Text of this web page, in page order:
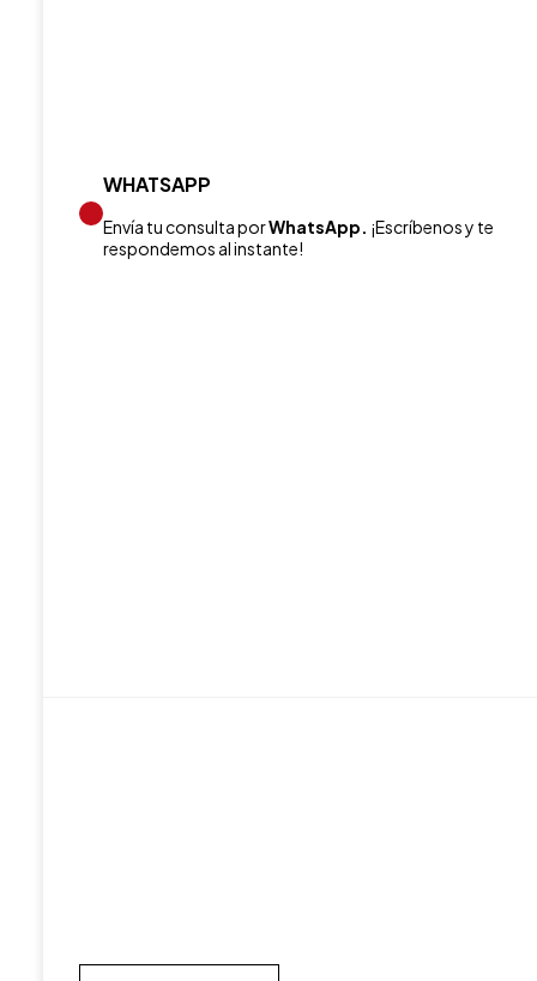
WHATSAPP
Envía tu consulta porWhatsApp. ¡Escríbenos y te
respondemos al instante!